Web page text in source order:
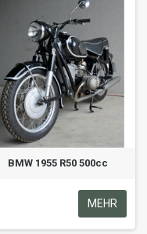
BMW 1955 R50 500cc
MEHR